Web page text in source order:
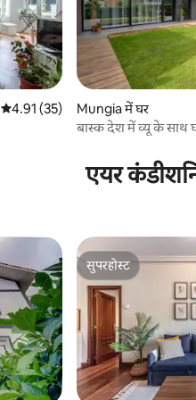
औसत रेटिंग 5 में से 4.91, 35 समीक्षाएँ
4.91 (35)
Mungia में घर
बास्क देश में व्यू के साथ
एयर
सुपरहोस्ट
सुपरहोस्ट